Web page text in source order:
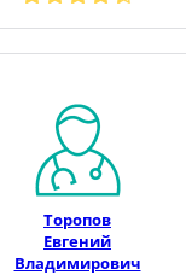
Торопов
Евгений
Владимирович